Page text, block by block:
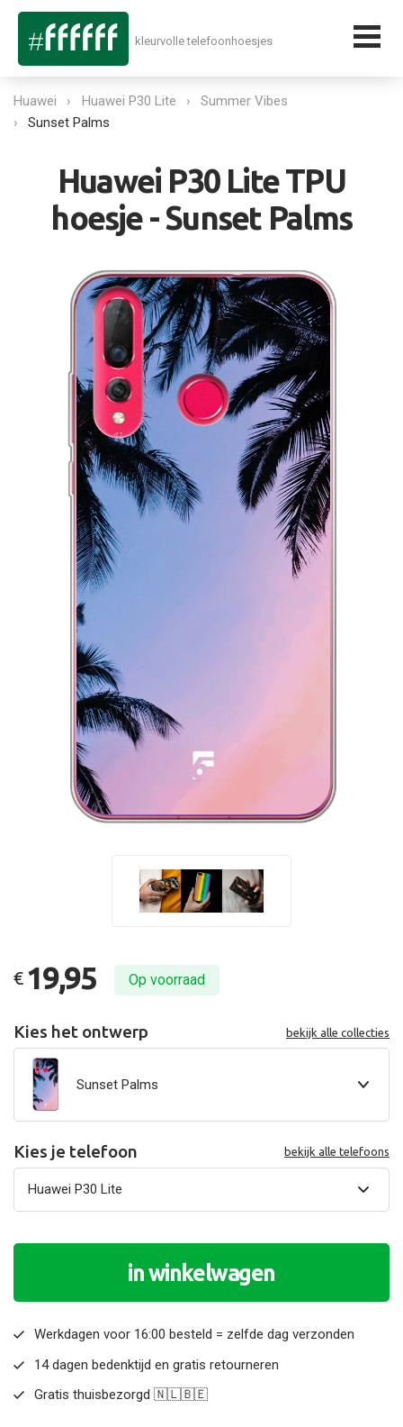
kleurvolle telefoonhoesjes
Huawei Huawei P30 Lite
Summer Vibes
Sunset Palms
Huawei P30 Lite TPU
hoesje - Sunset Palms
€ 19,95 Op voorraad
Kies het ontwerp bekijk alle collecties
Sunset Palms
Kies je telefoon bekijk alle telefoons
in winkelwagen
Werkdagen voor 16:00 besteld = zelfde dag verzonden
14 dagen bedenktijd en gratis retourneren
Gratis thuisbezorgd 🇳🇱🇧🇪